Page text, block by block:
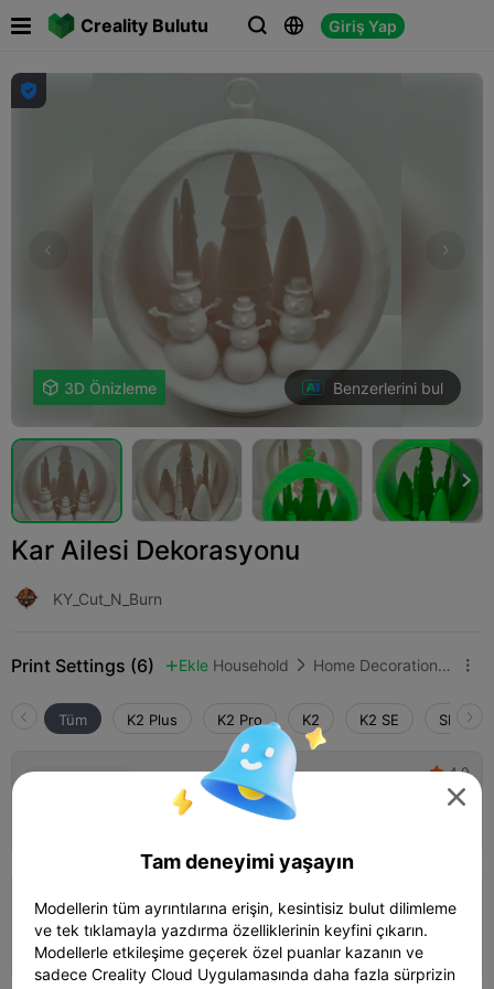
Creality Bulutu   Giriş Yap
 

 3D Önizleme Benzerlerini bul

Kar Ailesi Dekorasyonu
KY_Cut_N_Burn
Print Settings (6)  Ekle Household  Home Decorations & Ornaments 
Tüm K2 Plus K2 Pro K2 K2 SE
0.2mm layer, 3 walls, 15% infill
  1 plates
 4.0
0.2mm layer, 2 walls, 10% infill
 08h 21m  1 plates  156.03g

Tam deneyimi yaşayın
Modellerin tüm ayrıntılarına erişin, kesintisiz bulut dilimleme
ve tek tıklamayla yazdırma özelliklerinin keyfini çıkarın.
Modellerle etkileşime geçerek özel puanlar kazanın ve
sadece Creality Cloud Uygulamasında daha fazla sürprizin